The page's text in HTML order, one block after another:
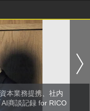
本業務提携、社内
商談記録 for RICO